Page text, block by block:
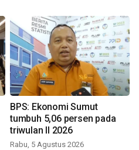
BPS: Ekonomi Sumut
tumbuh 5,06 persen pada
triwulan II 2026
Rabu, 5 Agustus 2026